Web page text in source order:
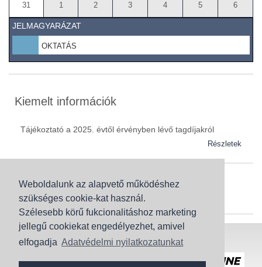
Weboldalunk az alapvető működéshez
szükséges cookie-kat használ.
Szélesebb körű fukcionalitáshoz marketing
jellegű cookiekat engedélyezhet, amivel
elfogadja Adatvédelmi nyilatkozatunkat
31 1 2 3 4 5 6
JELMAGYARÁZAT
OKTATÁS
Kiemelt információk
Tájékoztató a 2025. évtől érvényben lévő tagdíjakról
Részletek
Szaknévsor
Szaknévsorunk folyamatosan bővül.
Baranya (62)
Bács-Kiskun (43)
Békés (49)
Honlaptérkép Adatvédelem